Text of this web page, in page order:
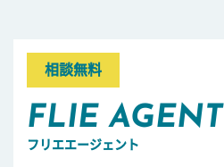
相談無料
FLIE AGENT
フリエエージェント